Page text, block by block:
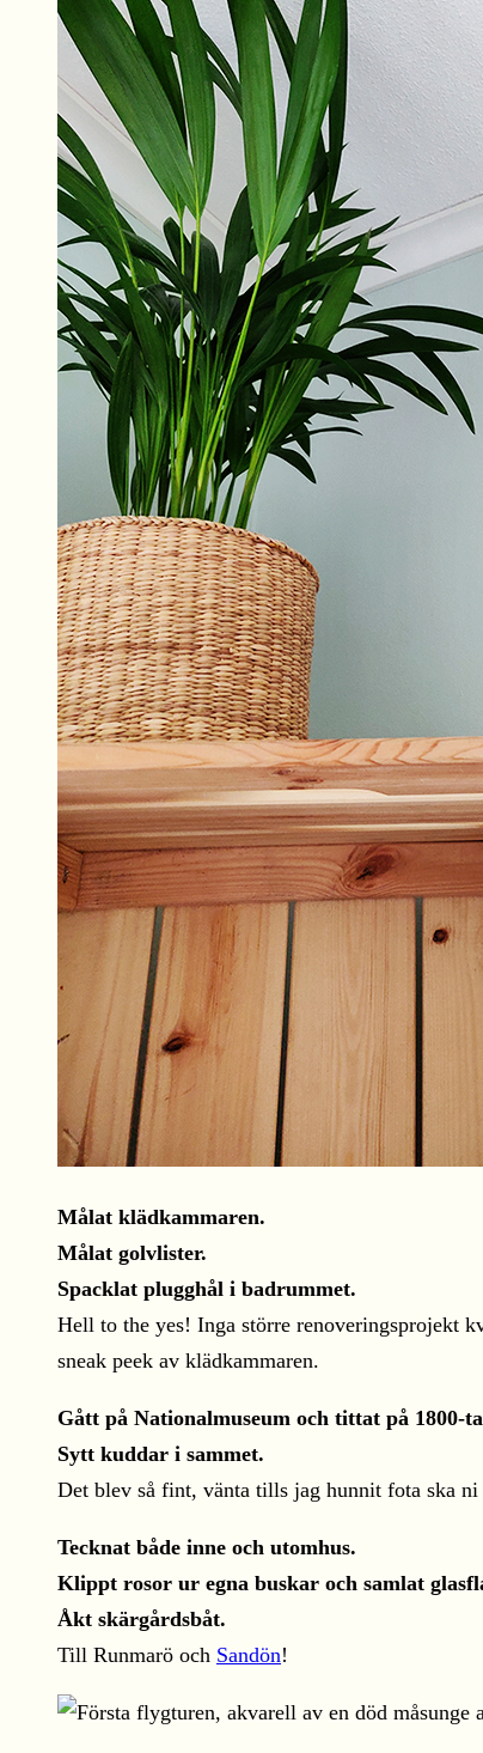
Målat klädkammaren.
Målat golvlister.
Spacklat plugghål i badrummet.
Hell to the yes! Inga större renoveringsprojekt
sneak peek av klädkammaren.
Gått på Nationalmuseum och tittat på 1800-
Sytt kuddar i sammet.
Det blev så fint, vänta tills jag hunnit fota ska ni
Tecknat både inne och utomhus.
Klippt rosor ur egna buskar och samlat
Åkt skärgårdsbåt.
Till Runmarö och Sandön!